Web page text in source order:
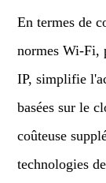
En termes de
normes Wi-Fi,
IP, simplifie
basées sur le
coûteuse
technologies